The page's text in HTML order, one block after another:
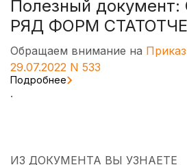
Полезный
РЯД ФОРМ
Обращаем внимание на
29.07.2022 N 533
Подробнее
.
ИЗ ДОКУМЕНТА ВЫ УЗНАЕТЕ